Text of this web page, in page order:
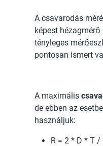
A csavarodás
képest
tényleges
pontosan ismert
A maximális
de ebben az
használjuk:
R = 2 * D * T /